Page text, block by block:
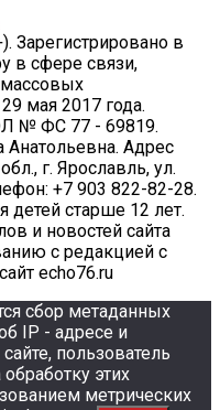
Зарегистрировано в
в сфере связи,
мая 2017 года.
№ ФС 77 - 69819.
Адрес
г. Ярославль, ул.
+7 903 822-82-28.
старше 12 лет.
и новостей сайта
с редакцией с
echo76.ru
сбор метаданных
IP - адресе и
пользователь
этих
метрических